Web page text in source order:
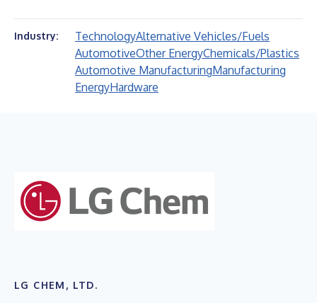
Industry: TechnologyAlternative Vehicles/Fuels
AutomotiveOther EnergyChemicals/Plastics
Automotive ManufacturingManufacturing
EnergyHardware
LG CHEM, LTD.